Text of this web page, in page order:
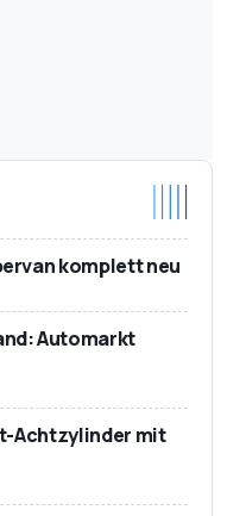
komplett neu
Automarkt
Achtzylinder mit